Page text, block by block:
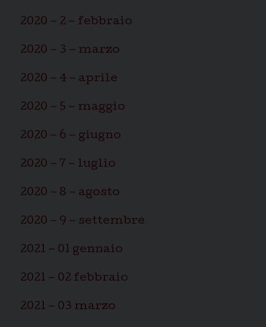
2020 – 2 – febbraio
2020 – 3 – marzo
2020 – 4 – aprile
2020 – 5 – maggio
2020 – 6 – giugno
2020 – 7 – luglio
2020 – 8 – agosto
2020 – 9 – settembre
2021 – 01 gennaio
2021 – 02 febbraio
2021 – 03 marzo